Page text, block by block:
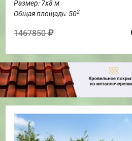
Размер: 7х8 м
Общая площадь: 502
1467850